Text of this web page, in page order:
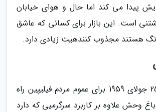
پیدا می کند اما حال و هوای خیابان
است. این بازار برای کسانی که عاشق
هستند مجذوب کنندهیت زیادی دارد.
باغ وحشی در 25 جولای 1959 برای عموم مردم فیلیپین راه
وحش علاوه بر کاربرد سرگرمیی که دارد